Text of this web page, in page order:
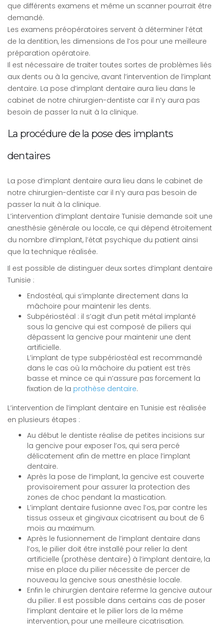
que différents examens et même un scanner pourrait être
demandé.
Les examens préopératoires servent à déterminer l’état
de la dentition, les dimensions de l’os pour une meilleure
préparation opératoire.
Il est nécessaire de traiter toutes sortes de problèmes liés
aux dents ou à la gencive, avant l’intervention de l’implant
dentaire. La pose d’implant dentaire aura lieu dans le
cabinet de notre chirurgien-dentiste car il n’y aura pas
besoin de passer la nuit à la clinique.
La procédure de la pose des implants
dentaires
La pose d’implant dentaire aura lieu dans le cabinet de
notre chirurgien-dentiste car il n’y aura pas besoin de
passer la nuit à la clinique.
L’intervention d’implant dentaire Tunisie demande soit une
anesthésie générale ou locale, ce qui dépend étroitement
du nombre d’implant, l’état psychique du patient ainsi
que la technique réalisée.
Il est possible de distinguer deux sortes d’implant dentaire
Tunisie :
Endostéal, qui s’implante directement dans la
mâchoire pour maintenir les dents.
Subpériostéal : il s’agit d’un petit métal implanté
sous la gencive qui est composé de piliers qui
dépassent la gencive pour maintenir une dent
artificielle.
L’implant de type subpériostéal est recommandé
dans le cas où la mâchoire du patient est très
basse et mince ce qui n’assure pas forcement la
fixation de la prothèse dentaire.
L’intervention de l’implant dentaire en Tunisie est réalisée
en plusieurs étapes :
Au début le dentiste réalise de petites incisions sur
la gencive pour exposer l’os, qui sera percé
délicatement afin de mettre en place l’implant
dentaire.
Après la pose de l’implant, la gencive est couverte
provisoirement pour assurer la protection des
zones de choc pendant la mastication.
L’implant dentaire fusionne avec l’os, par contre les
tissus osseux et gingivaux cicatrisent au bout de 6
mois au maximum.
Après le fusionnement de l’implant dentaire dans
l’os, le pilier doit être installé pour relier la dent
artificielle (prothèse dentaire) à l’implant dentaire, la
mise en place du pilier nécessite de percer de
nouveau la gencive sous anesthésie locale.
Enfin le chirurgien dentaire referme la gencive autour
du pilier. Il est possible dans certains cas de poser
l’implant dentaire et le pilier lors de la même
intervention, pour une meilleure cicatrisation.